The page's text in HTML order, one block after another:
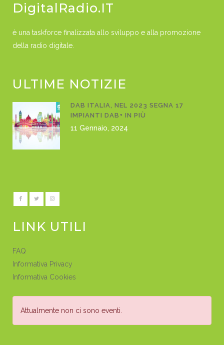
DigitalRadio.IT
è una taskforce finalizzata allo sviluppo e alla promozione
della radio digitale.
ULTIME NOTIZIE
DAB ITALIA, NEL 2023 SEGNA 17
IMPIANTI DAB+ IN PIÙ
11 Gennaio, 2024
LINK UTILI
FAQ
Informativa Privacy
Informativa Cookies
Attualmente non ci sono eventi.